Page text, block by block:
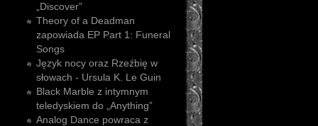
„Discover”
Theory of a Deadman
zapowiada EP Part 1: Funeral
Songs
Język nocy oraz Rzeźbię w
słowach - Ursula K. Le Guin
Black Marble z intymnym
teledyskiem do „Anything”
Analog Dance powraca z